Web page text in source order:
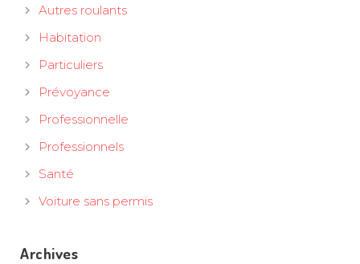
Autres roulants
Habitation
Particuliers
Prévoyance
Professionnelle
Professionnels
Santé
Voiture sans permis
Archives